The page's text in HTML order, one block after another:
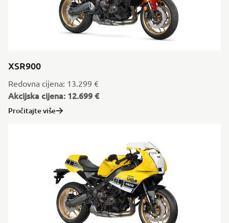
XSR900
Redovna cijena: 13.299 €
Akcijska cijena: 12.699 €
Pročitajte više